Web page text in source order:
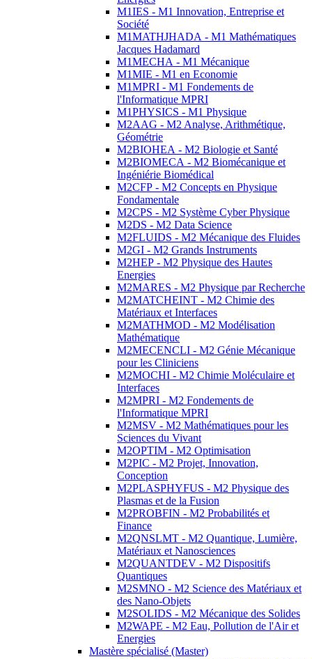
M1IES - M1 Innovation, Entreprise et
Société
M1MATHJHADA - M1 Mathématiques
Jacques Hadamard
M1MECHA - M1 Mécanique
M1MIE - M1 en Economie
M1MPRI - M1 Fondements de
l'Informatique MPRI
M1PHYSICS - M1 Physique
M2AAG - M2 Analyse, Arithmétique,
Géométrie
M2BIOHEA - M2 Biologie et Santé
M2BIOMECA - M2 Biomécanique et
Ingéniérie Biomédical
M2CFP - M2 Concepts en Physique
Fondamentale
M2CPS - M2 Système Cyber Physique
M2DS - M2 Data Science
M2FLUIDS - M2 Mécanique des Fluides
M2GI - M2 Grands Instruments
M2HEP - M2 Physique des Hautes
Energies
M2MARES - M2 Physique par Recherche
M2MATCHEINT - M2 Chimie des
Matériaux et Interfaces
M2MATHMOD - M2 Modélisation
Mathématique
M2MECENCLI - M2 Génie Mécanique
pour les Cliniciens
M2MOCHI - M2 Chimie Moléculaire et
Interfaces
M2MPRI - M2 Fondements de
l'Informatique MPRI
M2MSV - M2 Mathématiques pour les
Sciences du Vivant
M2OPTIM - M2 Optimisation
M2PIC - M2 Projet, Innovation,
Conception
M2PLASPHYFUS - M2 Physique des
Plasmas et de la Fusion
M2PROBFIN - M2 Probabilités et
Finance
M2QNSLMT - M2 Quantique, Lumière,
Matériaux et Nanosciences
M2QUANTDEV - M2 Dispositifs
Quantiques
M2SMNO - M2 Science des Matériaux et
des Nano-Objets
M2SOLIDS - M2 Mécanique des Solides
M2WAPE - M2 Eau, Pollution de l'Air et
Energies
Mastère spécialisé (Master)